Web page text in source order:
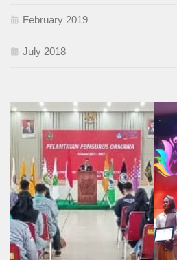
February 2019
July 2018